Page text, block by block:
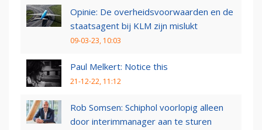
Opinie: De overheidsvoorwaarden en de
staatsagent bij KLM zijn mislukt
09-03-23, 10:03
Paul Melkert: Notice this
21-12-22, 11:12
Rob Somsen: Schiphol voorlopig alleen
door interimmanager aan te sturen